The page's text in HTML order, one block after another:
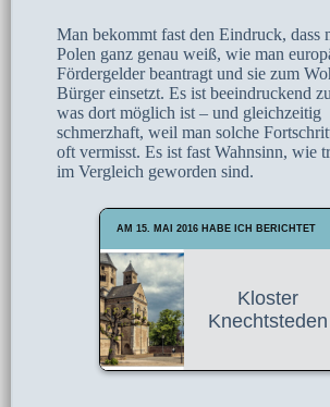
Man bekommt fast den Eindruck, dass
Polen ganz genau weiß, wie man
Fördergelder beantragt und sie zum
Bürger einsetzt. Es ist beeindruckend
was dort möglich ist – und gleichzeitig
schmerzhaft, weil man solche
oft vermisst. Es ist fast Wahnsinn, wie
im Vergleich geworden sind.
AM 15. MAI 2016 HABE ICH BERICHTET
Kloster
Knechtsteden